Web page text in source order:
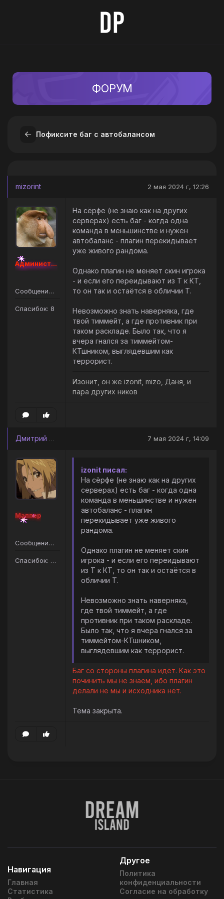
ФОРУМ
Пофиксите баг с автобалансом
mizorint 2 мая 2024 г, 12:26
Администратор [Наборный]
Сообщений: 30
Спасибок: 8
На сёрфе (не знаю как на других
серверах) есть баг - когда одна
команда в меньшинстве и нужен
автобаланс - плагин перекидывает
уже живого рандома.
Однако плагин не меняет скин игрока
- и если его переидывают из Т к КТ,
то он так и остаётся в обличии Т.
Невозможно знать наверняка, где
твой тиммейт, а где противник при
таком раскладе. Было так, что я
вчера гнался за тиммейтом-
КТшником, выглядевшим как
террорист.
Изонит, он же izonit, mizo, Даня, и
пара других ников
Дмитрий Диев 7 мая 2024 г, 14:09
Маппер
Сообщений: 47
Спасибок: 77
izonit писал:
На сёрфе (не знаю как на других
серверах) есть баг - когда одна
команда в меньшинстве и нужен
автобаланс - плагин
перекидывает уже живого
рандома.
Однако плагин не меняет скин
игрока - и если его переидывают
из Т к КТ, то он так и остаётся в
обличии Т.
Невозможно знать наверняка,
где твой тиммейт, а где
противник при таком раскладе.
Было так, что я вчера гнался за
тиммейтом-КТшником,
выглядевшим как террорист.
Баг со стороны плагина идёт. Как это
починить мы не знаем, ибо плагин
делали не мы и исходника нет.
Тема закрыта.
Навигация
Главная
Статистика
Другое
Политика
конфиденциальности
Согласие на обработку